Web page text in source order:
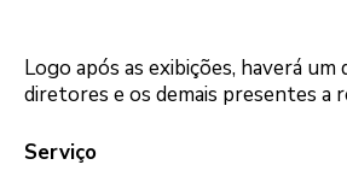
Logo após as exibições, haverá um
diretores e os demais presentes a
Serviço